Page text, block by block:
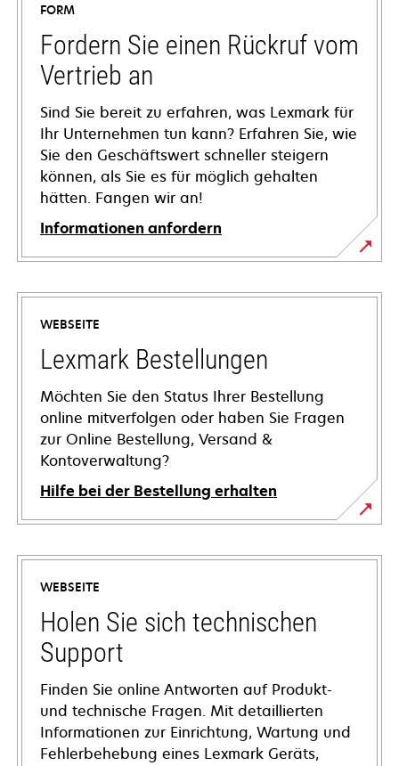
FORM
Fordern Sie einen Rückruf vom
Vertrieb an
Sind Sie bereit zu erfahren, was Lexmark für
Ihr Unternehmen tun kann? Erfahren Sie, wie
Sie den Geschäftswert schneller steigern
können, als Sie es für möglich gehalten
hätten. Fangen wir an!
Informationen anfordern
WEBSEITE
Lexmark Bestellungen
Möchten Sie den Status Ihrer Bestellung
online mitverfolgen oder haben Sie Fragen
zur Online Bestellung, Versand &
Kontoverwaltung?
Hilfe bei der Bestellung erhalten
WEBSEITE
Holen Sie sich technischen
Support
Finden Sie online Antworten auf Produkt-
und technische Fragen. Mit detaillierten
Informationen zur Einrichtung, Wartung und
Fehlerbehebung eines Lexmark Geräts,